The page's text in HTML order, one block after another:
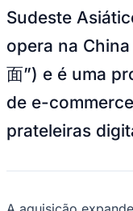
Negócios
Turismo
Segurança
Hospitais Estaduais
Parques &
Cidades da Região
Santana de Parnaíba
do Bom Jesus
Rocha
Francisco Morato
Sudeste
opera na
面”) e é uma
de e-
prateleiras